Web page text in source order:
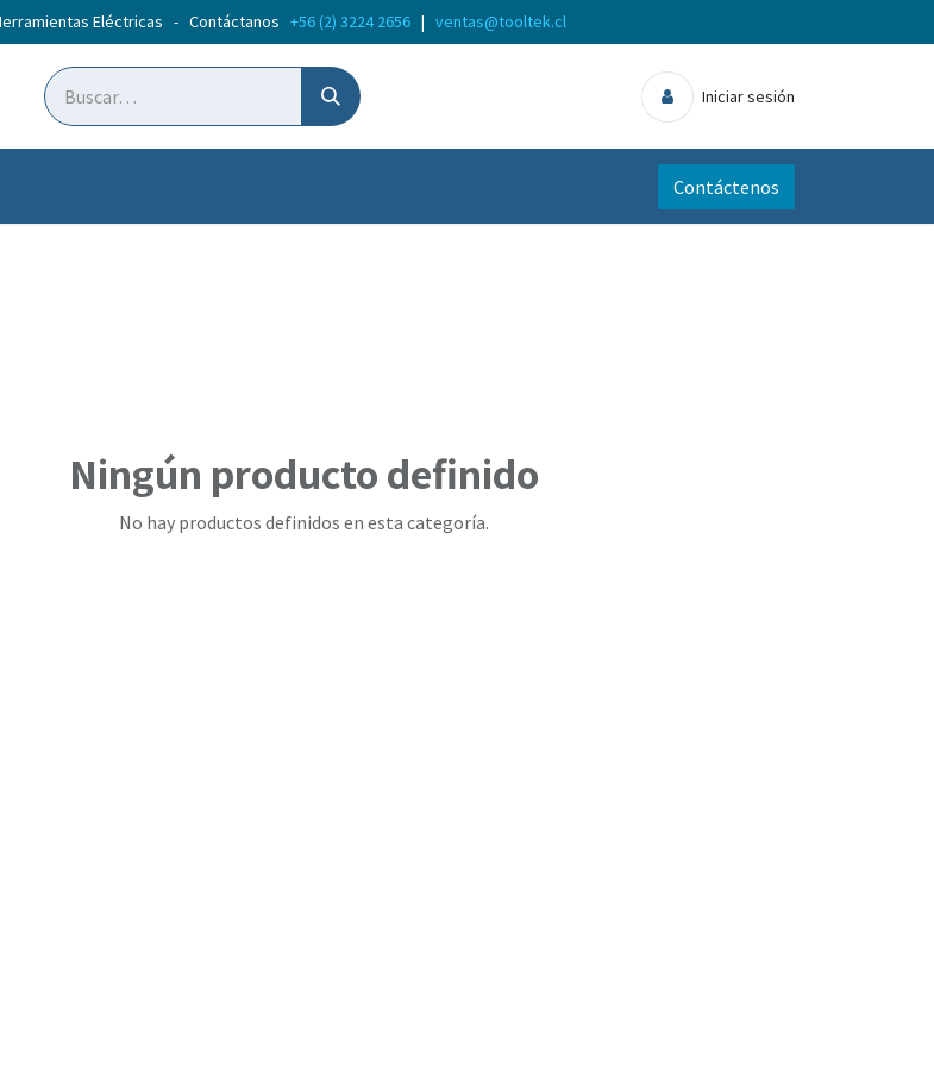
Eléctricas - Contáctanos +56 (2) 3224 2656 | ventas@tooltek.cl
Iniciar sesión
Contáctenos
Ningún producto definido
No hay productos definidos en esta categoría.